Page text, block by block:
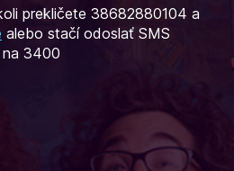
prekličete 38682880104 a
alebo stačí odoslať SMS
na 3400